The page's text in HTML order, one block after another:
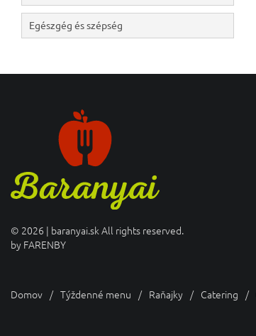
Egészgég és szépség
© 2026 | baranyai.sk All rights reserved.
by FARENBY
Domov Týždenné menu Raňajky Catering